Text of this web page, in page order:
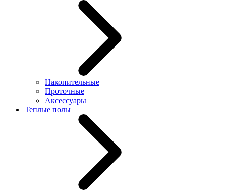
Накопительные
Проточные
Аксессуары
Теплые полы